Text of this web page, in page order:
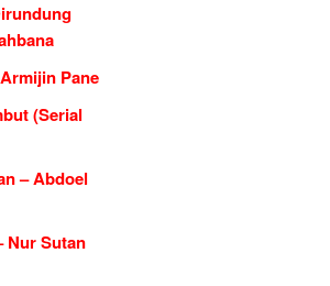
Pane
(Serial
– Abdoel
Nur Sutan